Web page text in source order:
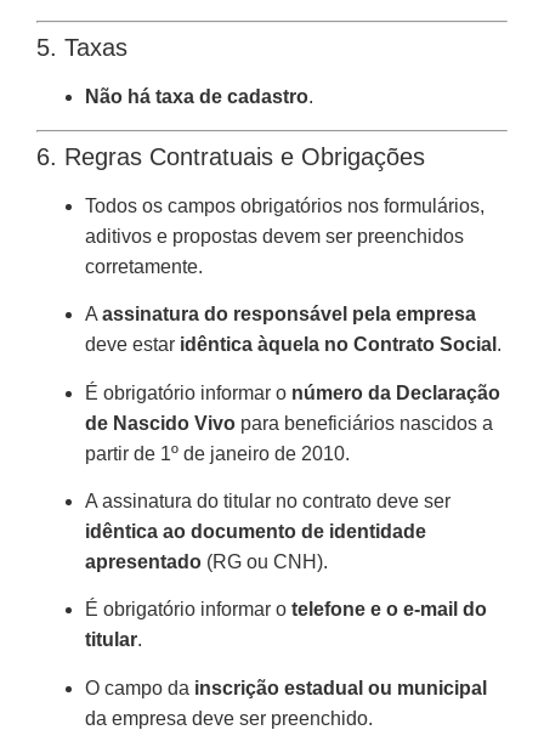
5. Taxas
Não há taxa de cadastro.
6. Regras Contratuais e Obrigações
Todos os campos obrigatórios nos formulários,
aditivos e propostas devem ser preenchidos
corretamente.
A assinatura do responsável pela empresa
deve estar idêntica àquela no Contrato Social .
É obrigatório informar o número da Declaração
de Nascido Vivo para beneficiários nascidos a
partir de 1º de janeiro de 2010.
A assinatura do titular no contrato deve ser
idêntica ao documento de identidade
apresentado (RG ou CNH).
É obrigatório informar o telefone e o e-mail do
titular.
O campo da inscrição estadual ou municipal
da empresa deve ser preenchido.